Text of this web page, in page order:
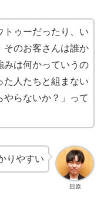
トゥーだったり、い
そのお客さんは誰か
みは何かっていうの
た人たちと組まない
やらないか？」って
田原
りやすい